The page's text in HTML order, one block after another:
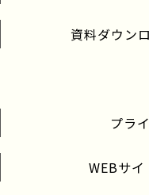
資料ダウン
プラ
WEBサ